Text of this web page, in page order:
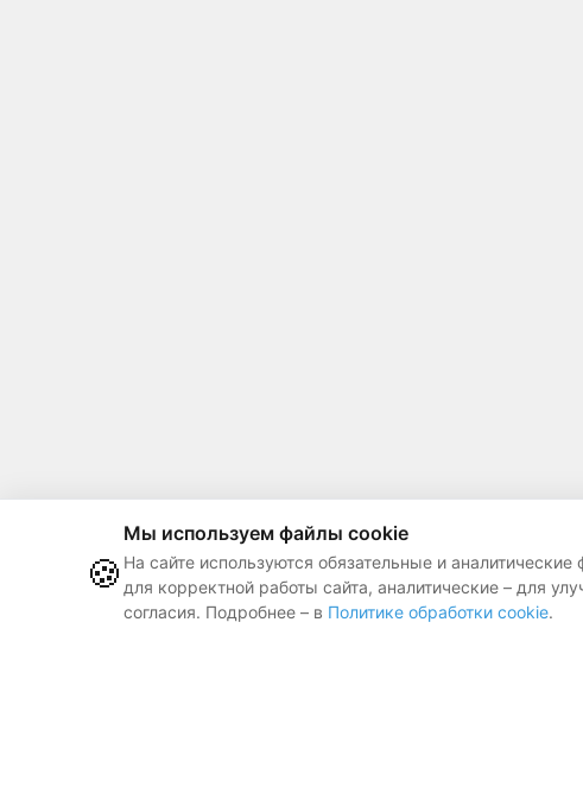
🍪
Мы используем файлы cookie
На сайте используются обязательные и
для корректной работы сайта, аналитические – для
согласия. Подробнее – в Политике обработки cookie.